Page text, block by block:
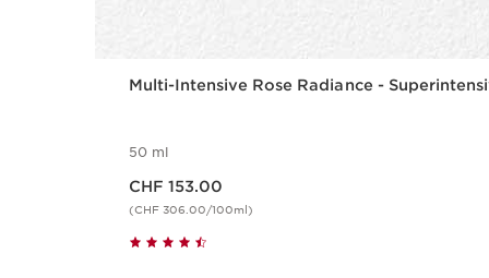
Multi-Intensive Rose Radiance -
50 ml
CHF 153.00
(CHF 306.00/100ml)